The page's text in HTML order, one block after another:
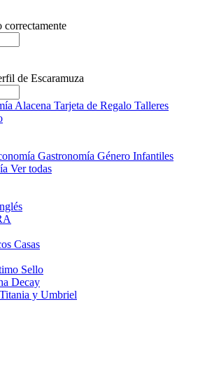
correctamente
Alacena Tarjeta de Regalo Talleres
Gastronomía Género Infantiles
Ver todas
Casas
Sello
Decay
y Umbriel